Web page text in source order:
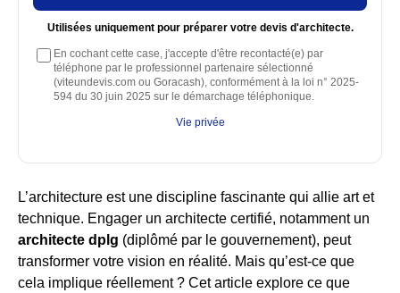
Utilisées uniquement pour préparer votre devis d'architecte.
En cochant cette case, j'accepte d'être recontacté(e) par
téléphone par le professionnel partenaire sélectionné
(viteundevis.com ou Goracash), conformément à la loi n° 2025-
594 du 30 juin 2025 sur le démarchage téléphonique.
Vie privée
L’architecture est une discipline fascinante qui allie art et
technique. Engager un architecte certifié, notamment un
architecte dplg (diplômé par le gouvernement), peut
transformer votre vision en réalité. Mais qu’est-ce que
cela implique réellement ? Cet article explore ce que